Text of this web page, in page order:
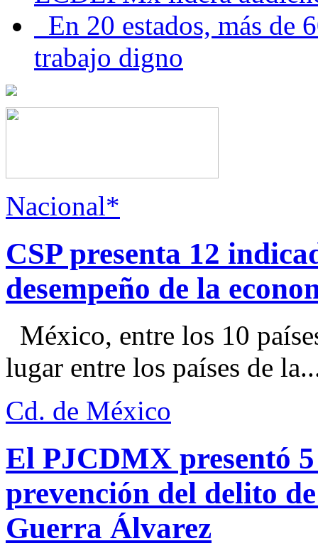
En 20 estados, más de
trabajo digno
Nacional*
CSP presenta 12
desempeño de la
México, entre los 10
lugar entre los países de
Cd. de México
El PJCDMX presentó
prevención del delito
Guerra Álvarez